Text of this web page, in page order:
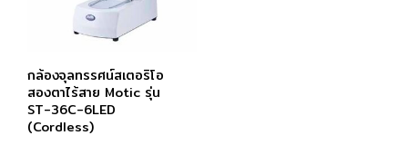
กล้องจุลทรรศน์สเตอริโอ
สองตาไร้สาย Motic รุ่น
ST-36C-6LED
(Cordless)